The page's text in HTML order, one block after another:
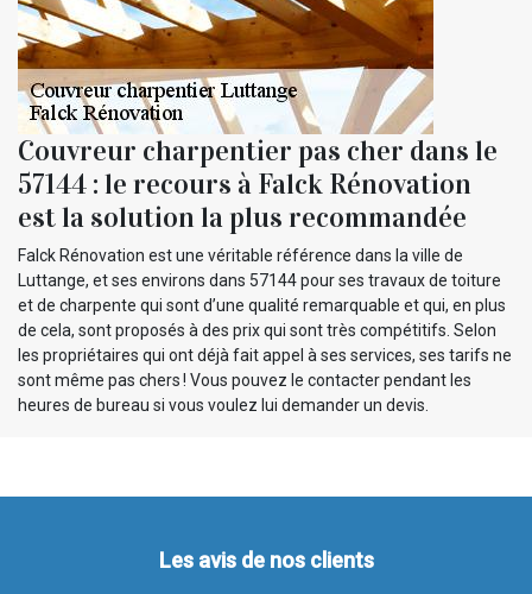
Couvreur charpentier pas cher dans le
57144 : le recours à Falck Rénovation
est la solution la plus recommandée
Falck Rénovation est une véritable référence dans la ville de
Luttange, et ses environs dans 57144 pour ses travaux de toiture
et de charpente qui sont d’une qualité remarquable et qui, en plus
de cela, sont proposés à des prix qui sont très compétitifs. Selon
les propriétaires qui ont déjà fait appel à ses services, ses tarifs ne
sont même pas chers ! Vous pouvez le contacter pendant les
heures de bureau si vous voulez lui demander un devis.
Les avis de nos clients